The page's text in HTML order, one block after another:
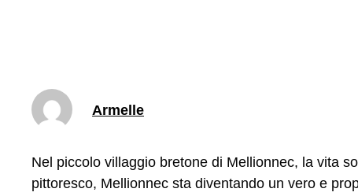
Armelle
Nel piccolo villaggio bretone di Mellionnec, la vita
pittoresco, Mellionnec sta diventando un vero e